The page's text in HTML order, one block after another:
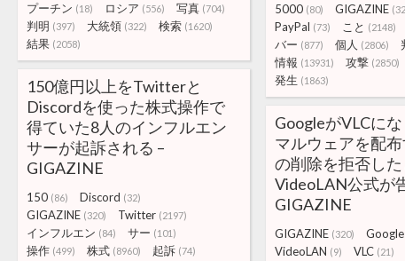
プーチン (18) ロシア (556) 写真 (704)
判明 (397) 大統領 (322) 検索 (1620)
結果 (2058)
5000 (80) GIGAZINE
PayPal (73) こと (2148)
バー (877) 個人 (2806)
情報 (13931) 攻撃 (2850)
発生 (1863)
150億円以上をTwitterと
Discordを使った株式操作で
得ていた8人のインフルエン
サーが起訴される –
GIGAZINE
150 (86) Discord (32)
GIGAZINE (320) Twitter (2197)
インフルエン (84) サー (101)
操作 (499) 株式 (8960) 起訴 (74)
GoogleがVLCに
マルウェアを配
の削除を拒否した
VideoLAN公式が
GIGAZINE
GIGAZINE (320) Google
VideoLAN (9) VLC (21)